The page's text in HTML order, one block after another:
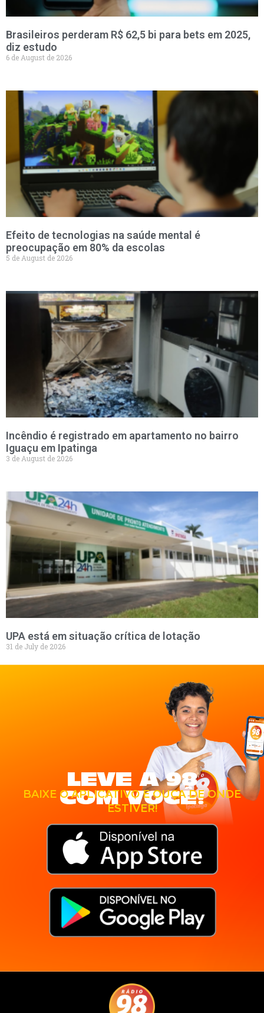
Brasileiros perderam R$ 62,5 bi para bets em 2025,
diz estudo
6 de August de 2026
Efeito de tecnologias na saúde mental é
preocupação em 80% da escolas
5 de August de 2026
Incêndio é registrado em apartamento no bairro
Iguaçu em Ipatinga
3 de August de 2026
UPA está em situação crítica de lotação
31 de July de 2026
LEVE A 98
COM VOCÊ!
BAIXE O APLICATIVO E OUÇA DE ONDE
ESTIVER!